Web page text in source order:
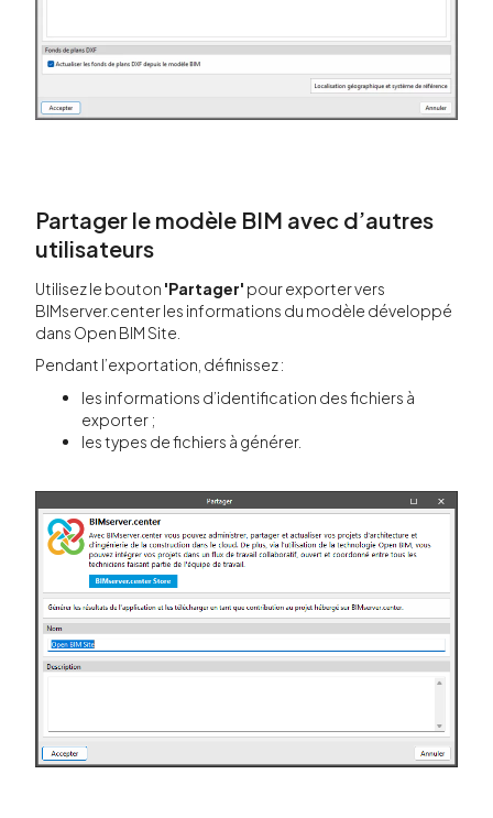
Partager le modèle BIM avec d’autres
utilisateurs
Utilisez le bouton 'Partager' pour exporter vers
BIMserver.center les informations du modèle développé
dans Open BIM Site.
Pendant l’exportation, définissez :
les informations d’identification des fichiers à
exporter ;
les types de fichiers à générer.